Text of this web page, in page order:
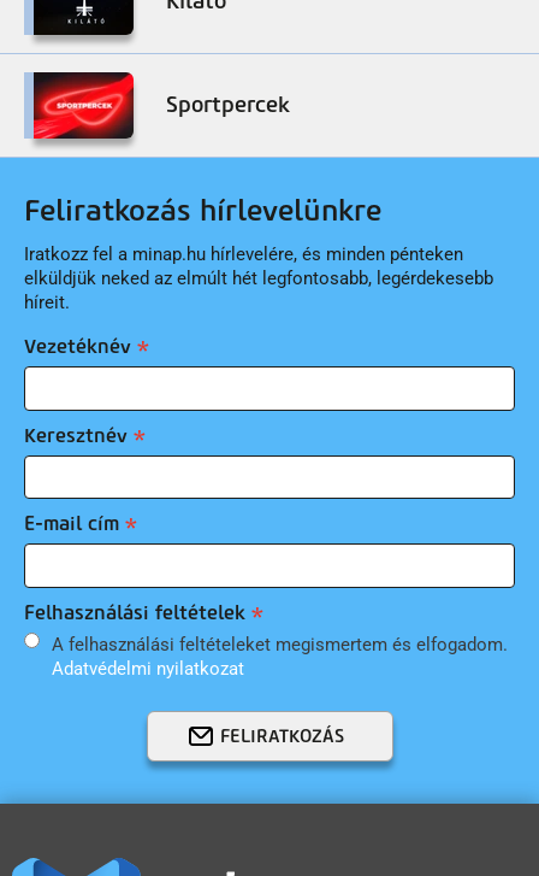
Sportpercek
Feliratkozás hírlevelünkre
Iratkozz fel a minap.hu hírlevelére, és minden pénteken
elküldjük neked az elmúlt hét legfontosabb, legérdekesebb
híreit.
Vezetéknév
Keresztnév
E-mail cím
Felhasználási feltételek
A felhasználási feltételeket megismertem és elfogadom.
Adatvédelmi nyilatkozat
FELIRATKOZÁS